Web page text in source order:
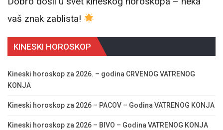
vaš znak zablista!
KINESKI HOROSKOP
Kineski horoskop za 2026. – godina CRVENOG VATRENOG
KONJA
Kineski horoskop za 2026 – PACOV – Godina VATRENOG KONJA
Kineski horoskop za 2026 – BIVO – Godina VATRENOG KONJA